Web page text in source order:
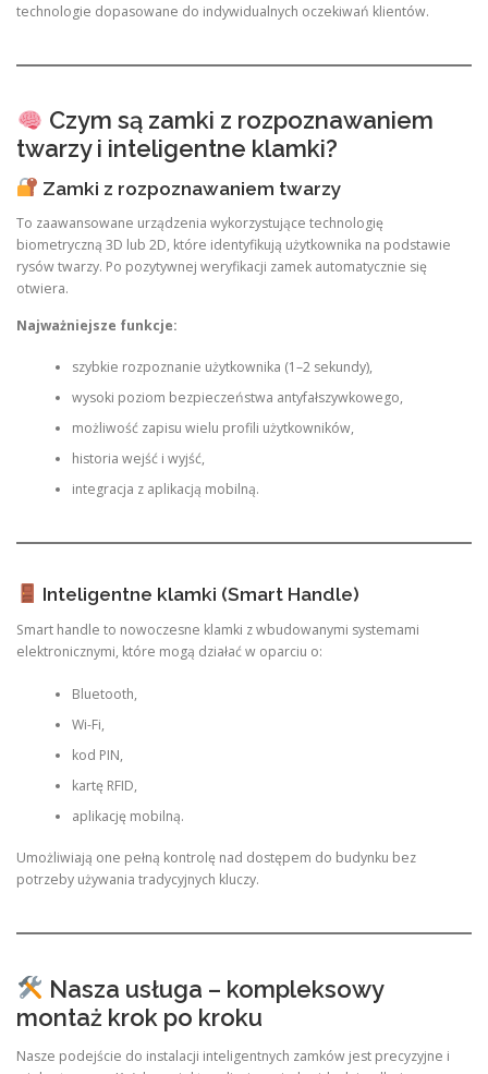
technologie dopasowane do indywidualnych oczekiwań klientów.
Czym są zamki z rozpoznawaniem
twarzy i inteligentne klamki?
Zamki z rozpoznawaniem twarzy
To zaawansowane urządzenia wykorzystujące technologię
biometryczną 3D lub 2D, które identyfikują użytkownika na podstawie
rysów twarzy. Po pozytywnej weryfikacji zamek automatycznie się
otwiera.
Najważniejsze funkcje:
szybkie rozpoznanie użytkownika (1–2 sekundy),
wysoki poziom bezpieczeństwa antyfałszywkowego,
możliwość zapisu wielu profili użytkowników,
historia wejść i wyjść,
integracja z aplikacją mobilną.
Inteligentne klamki (Smart Handle)
Smart handle to nowoczesne klamki z wbudowanymi systemami
elektronicznymi, które mogą działać w oparciu o:
Bluetooth,
Wi-Fi,
kod PIN,
kartę RFID,
aplikację mobilną.
Umożliwiają one pełną kontrolę nad dostępem do budynku bez
potrzeby używania tradycyjnych kluczy.
Nasza usługa – kompleksowy
montaż krok po kroku
Nasze podejście do instalacji inteligentnych zamków jest precyzyjne i